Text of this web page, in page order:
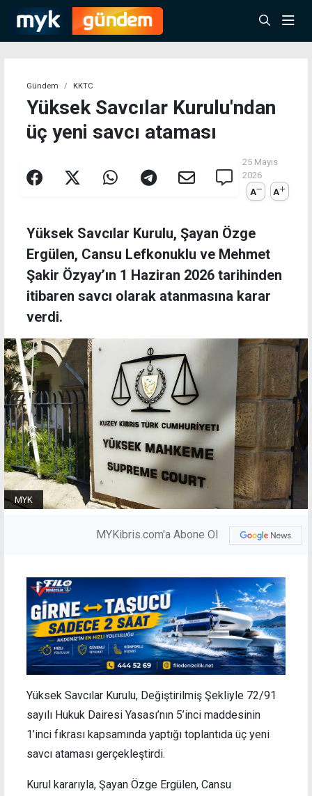
Gündem KKTC
Yüksek Savcılar Kurulu'ndan
üç yeni savcı ataması
25 Mayıs
2026
A
A
Yüksek Savcılar Kurulu, Şayan Özge
Ergülen, Cansu Lefkonuklu ve Mehmet
Şakir Özyay’ın 1 Haziran 2026 tarihinden
itibaren savcı olarak atanmasına karar
verdi.
MYK
MYKibris.com'a Abone Ol
Yüksek Savcılar Kurulu, Değiştirilmiş Şekliyle 72/91
sayılı Hukuk Dairesi Yasası’nın 5’inci maddesinin
1’inci fıkrası kapsamında yaptığı toplantıda üç yeni
savcı ataması gerçekleştirdi.
Kurul kararıyla, Şayan Özge Ergülen, Cansu